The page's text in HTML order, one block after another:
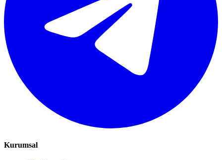
Kurumsal